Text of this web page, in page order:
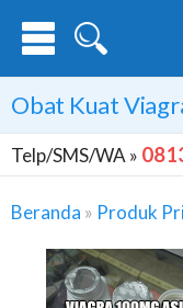
Obat Kuat
Telp/SMS/WA »
Beranda » Produk
Obat
Kuat